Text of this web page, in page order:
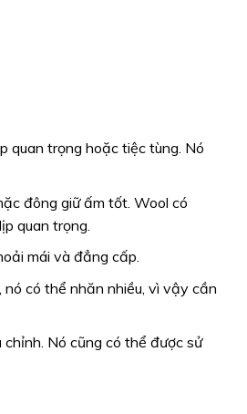
quan trọng hoặc tiệc tùng. Nó
đông giữ ấm tốt. Wool có
quan trọng.
mái và đẳng cấp.
có thể nhăn nhiều, vì vậy cần
Nó cũng có thể được sử